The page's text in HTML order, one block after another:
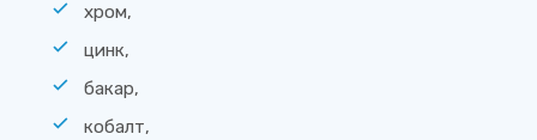
хром,
цинк,
бакар,
кобалт,